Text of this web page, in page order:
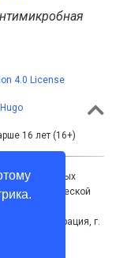
4.0 License
Hugo
16 лет (16+)
общественных
по клинической
Федерация, г.